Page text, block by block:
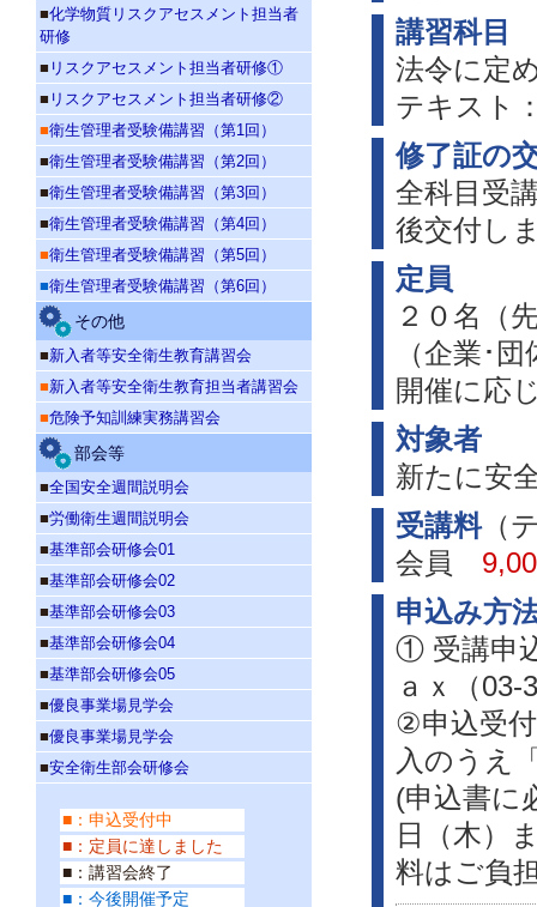
講習科目
法令に定
テキスト
修了証の
全科目受
後交付し
定員
２０名（
（企業･
開催に応
対象者
新たに安
受講料（
会員
申込み方
① 受講申
ａｘ（
②申込受
入のうえ
(申込書に
日（木）
料はご負
■化学物質リスクアセスメント担当者
研修
■ リスクアセスメント担当者研修①
■ リスクアセスメント担当者研修②
■衛生管理者受験備講習（第1回）
■衛生管理者受験備講習（第2回）
■衛生管理者受験備講習（第3回）
■衛生管理者受験備講習（第4回）
■衛生管理者受験備講習（第5回）
■衛生管理者受験備講習（第6回）
その他
■新入者等安全衛生教育講習会
■新入者等安全衛生教育担当者講習会
■危険予知訓練実務講習会
部会等
■全国安全週間説明会
■労働衛生週間説明会
■基準部会研修会01
■基準部会研修会02
■基準部会研修会03
■基準部会研修会04
■基準部会研修会05
■優良事業場見学会
■優良事業場見学会
■安全衛生部会研修会
■：申込受付中
■：定員に達しました
■：講習会終了
■：今後開催予定